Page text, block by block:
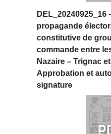
propagande
constitutive de
commande entre
Nazaire – Trignac
Approbation et
signature